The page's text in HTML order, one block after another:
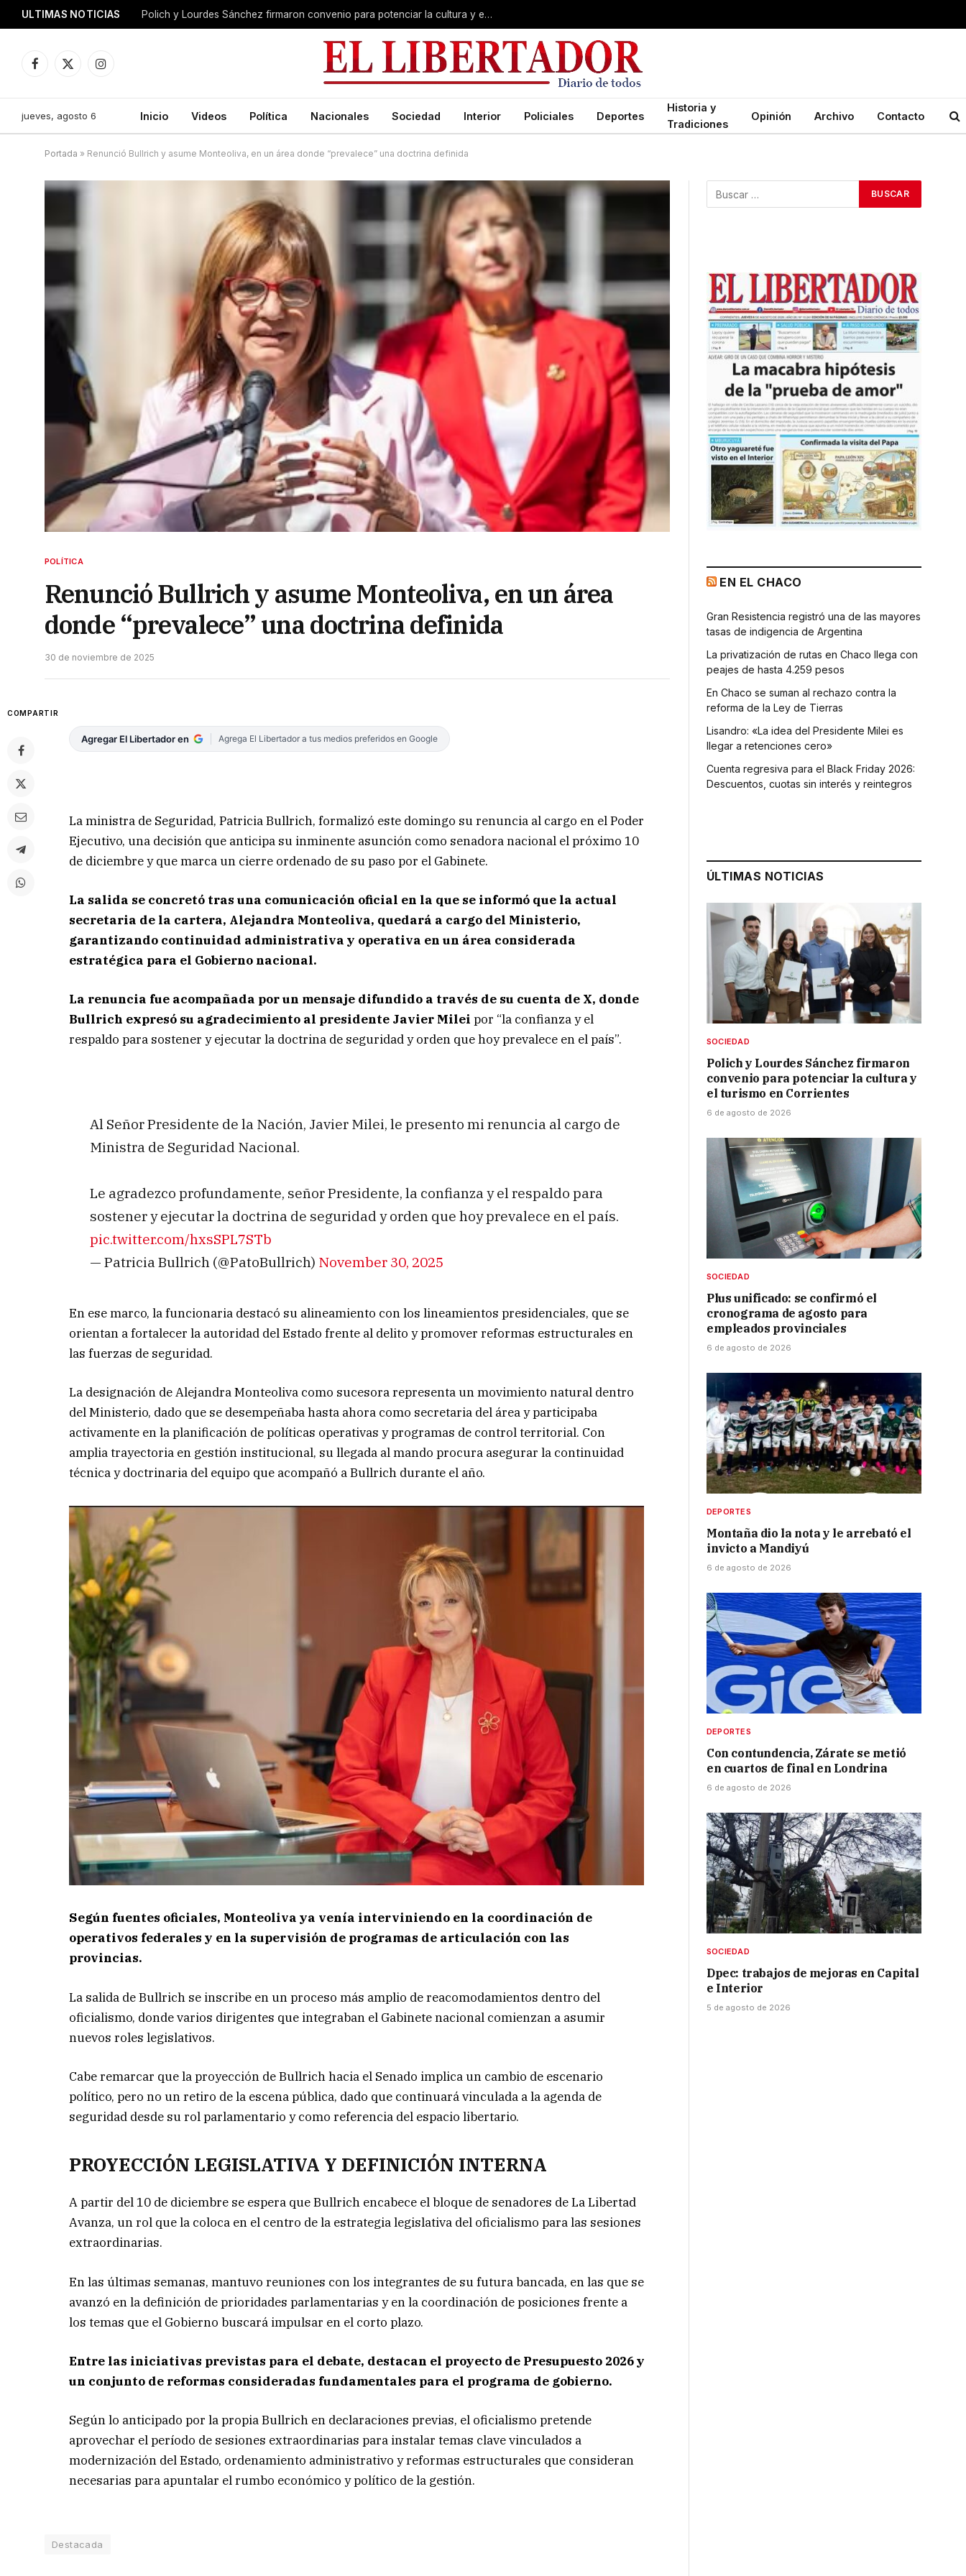
ULTIMAS NOTICIAS Polich y Lourdes Sánchez firmaron convenio para potenciar la cultura y el turismo en Corrientes
Facebook
X
Instagram
jueves, agosto 6 Inicio Videos Política Nacionales Sociedad Interior Policiales Deportes
Historia y
Tradiciones
Opinión Archivo Contacto
Portada » Renunció Bullrich y asume Monteoliva, en un área donde “prevalece” una doctrina definida
POLÍTICA
Renunció Bullrich y asume Monteoliva, en un área
donde “prevalece” una doctrina definida
30 de noviembre de 2025
COMPARTIR
Agregar El Libertador en Agrega El Libertador a tus medios preferidos en Google
La ministra de Seguridad, Patricia Bullrich, formalizó este domingo su renuncia al cargo en el Poder
Ejecutivo, una decisión que anticipa su inminente asunción como senadora nacional el próximo 10
de diciembre y que marca un cierre ordenado de su paso por el Gabinete.
La salida se concretó tras una comunicación oficial en la que se informó que la actual
secretaria de la cartera, Alejandra Monteoliva, quedará a cargo del Ministerio,
garantizando continuidad administrativa y operativa en un área considerada
estratégica para el Gobierno nacional.
La renuncia fue acompañada por un mensaje difundido a través de su cuenta de X, donde
Bullrich expresó su agradecimiento al presidente Javier Mileipor “la confianza y el
respaldo para sostener y ejecutar la doctrina de seguridad y orden que hoy prevalece en el país”.
Al Señor Presidente de la Nación, Javier Milei, le presento mi renuncia al cargo de
Ministra de Seguridad Nacional.
Le agradezco profundamente, señor Presidente, la confianza y el respaldo para
sostener y ejecutar la doctrina de seguridad y orden que hoy prevalece en el país.
pic.twitter.com/hxsSPL7STb
— Patricia Bullrich (@PatoBullrich) November 30, 2025
En ese marco, la funcionaria destacó su alineamiento con los lineamientos presidenciales, que se
orientan a fortalecer la autoridad del Estado frente al delito y promover reformas estructurales en
las fuerzas de seguridad.
La designación de Alejandra Monteoliva como sucesora representa un movimiento natural dentro
del Ministerio, dado que se desempeñaba hasta ahora como secretaria del área y participaba
activamente en la planificación de políticas operativas y programas de control territorial. Con
amplia trayectoria en gestión institucional, su llegada al mando procura asegurar la continuidad
técnica y doctrinaria del equipo que acompañó a Bullrich durante el año.
Según fuentes oficiales, Monteoliva ya venía interviniendo en la coordinación de
operativos federales y en la supervisión de programas de articulación con las
provincias.
La salida de Bullrich se inscribe en un proceso más amplio de reacomodamientos dentro del
oficialismo, donde varios dirigentes que integraban el Gabinete nacional comienzan a asumir
nuevos roles legislativos.
Cabe remarcar que la proyección de Bullrich hacia el Senado implica un cambio de escenario
político, pero no un retiro de la escena pública, dado que continuará vinculada a la agenda de
seguridad desde su rol parlamentario y como referencia del espacio libertario.
PROYECCIÓN LEGISLATIVA Y DEFINICIÓN INTERNA
A partir del 10 de diciembre se espera que Bullrich encabece el bloque de senadores de La Libertad
Avanza, un rol que la coloca en el centro de la estrategia legislativa del oficialismo para las sesiones
extraordinarias.
En las últimas semanas, mantuvo reuniones con los integrantes de su futura bancada, en las que se
avanzó en la definición de prioridades parlamentarias y en la coordinación de posiciones frente a
los temas que el Gobierno buscará impulsar en el corto plazo.
Entre las iniciativas previstas para el debate, destacan el proyecto de Presupuesto 2026 y
un conjunto de reformas consideradas fundamentales para el programa de gobierno.
Según lo anticipado por la propia Bullrich en declaraciones previas, el oficialismo pretende
aprovechar el período de sesiones extraordinarias para instalar temas clave vinculados a
modernización del Estado, ordenamiento administrativo y reformas estructurales que consideran
necesarias para apuntalar el rumbo económico y político de la gestión.
Destacada
EN EL CHACO
Gran Resistencia registró una de las mayores
tasas de indigencia de Argentina
La privatización de rutas en Chaco llega con
peajes de hasta 4.259 pesos
En Chaco se suman al rechazo contra la
reforma de la Ley de Tierras
Lisandro: «La idea del Presidente Milei es
llegar a retenciones cero»
Cuenta regresiva para el Black Friday 2026:
Descuentos, cuotas sin interés y reintegros
ÚLTIMAS NOTICIAS
SOCIEDAD
Polich y Lourdes Sánchez firmaron
convenio para potenciar la cultura y
el turismo en Corrientes
6 de agosto de 2026
SOCIEDAD
Plus unificado: se confirmó el
cronograma de agosto para
empleados provinciales
6 de agosto de 2026
DEPORTES
Montaña dio la nota y le arrebató el
invicto a Mandiyú
6 de agosto de 2026
DEPORTES
Con contundencia, Zárate se metió
en cuartos de final en Londrina
6 de agosto de 2026
SOCIEDAD
Dpec: trabajos de mejoras en Capital
e Interior
5 de agosto de 2026